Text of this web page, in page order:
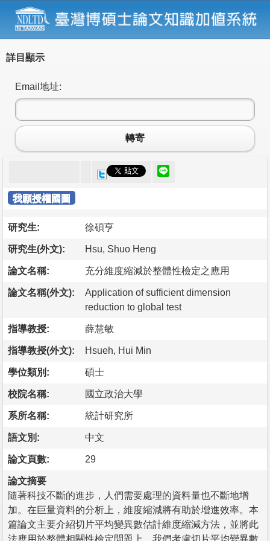
詳目顯示
Email地址:
轉寄
我願授權國圖
研究生: 徐碩亨
研究生(外文): Hsu, Shuo Heng
論文名稱: 充分維度縮減於整體性檢定之應用
論文名稱(外文):
Application of sufficient dimension
reduction to global test
指導教授: 薛慧敏
指導教授(外文): Hsueh, Hui Min
學位類別: 碩士
校院名稱: 國立政治大學
系所名稱: 統計研究所
語文別: 中文
論文頁數: 29
論文摘要
隨著科技不斷的進步，人們需要處理的資料量也不斷地增
加。在巨量資料的分析上，維度縮減將有助於增進效率。本
篇論文主要介紹切片平均變異數估計維度縮減方法，並將此
法應用於整體相關性檢定問題上。我們考慮切片平均變異數